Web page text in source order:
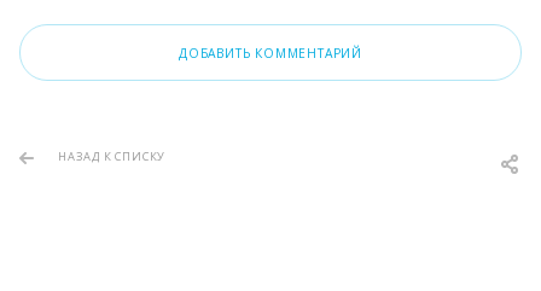
ДОБАВИТЬ КОММЕНТАРИЙ
НАЗАД К СПИСКУ